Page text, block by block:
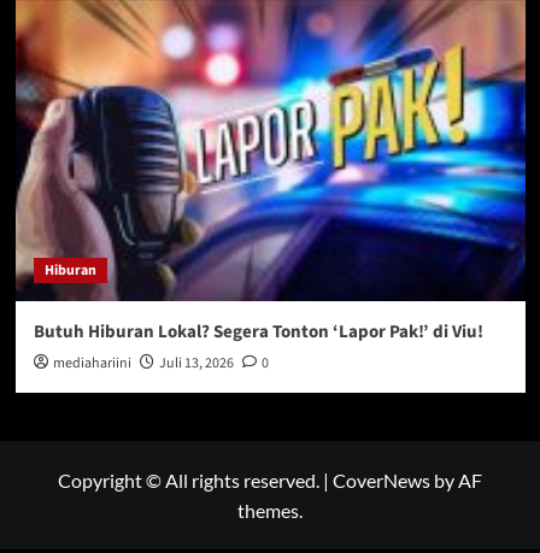
Hiburan
Butuh Hiburan Lokal? Segera Tonton ‘Lapor Pak!’ di Viu!
mediahariini Juli 13, 2026 0
Copyright © All rights reserved. | CoverNews by AF
themes.